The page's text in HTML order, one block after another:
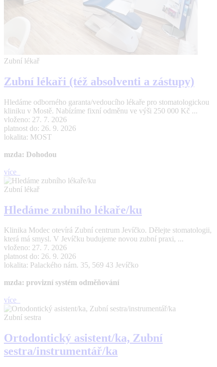
Zubní lékař
Zubní lékaři (též absolventi a zástupy)
Hledáme odborného garanta/vedoucího lékaře pro stomatologickou
kliniku v Mostě. Nabízíme fixní odměnu ve výši 250 000 Kč ...
vloženo: 27. 7. 2026
platnost do: 26. 9. 2026
lokalita: MOST
mzda: Dohodou
více
Zubní lékař
Hledáme zubního lékaře/ku
Klinika Modec otevírá Zubní centrum Jevíčko. Dělejte stomatologii,
která má smysl. V Jevíčku budujeme novou zubní praxi, ...
vloženo: 27. 7. 2026
platnost do: 26. 9. 2026
lokalita: Palackého nám. 35, 569 43 Jevíčko
mzda: provizní systém odměňování
více
Zubní sestra
Ortodontický asistent/ka, Zubní
sestra/instrumentář/ka